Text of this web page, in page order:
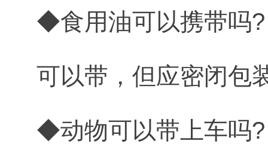
◆食用油可以携带吗?
可以带，但应密闭包
◆动物可以带上车吗?